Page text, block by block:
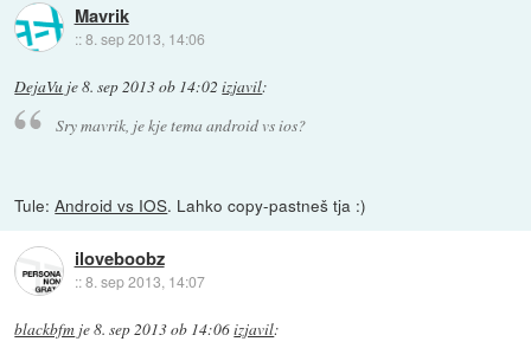
Mavrik
::8. sep 2013, 14:06
DejaVu je8. sep 2013 ob 14:02 izjavil:
Sry mavrik, je kje tema android vs ios?
Tule:Android vs IOS. Lahko copy-pastneš tja :)
iloveboobz
::8. sep 2013, 14:07
blackbfm je8. sep 2013 ob 14:06izjavil: